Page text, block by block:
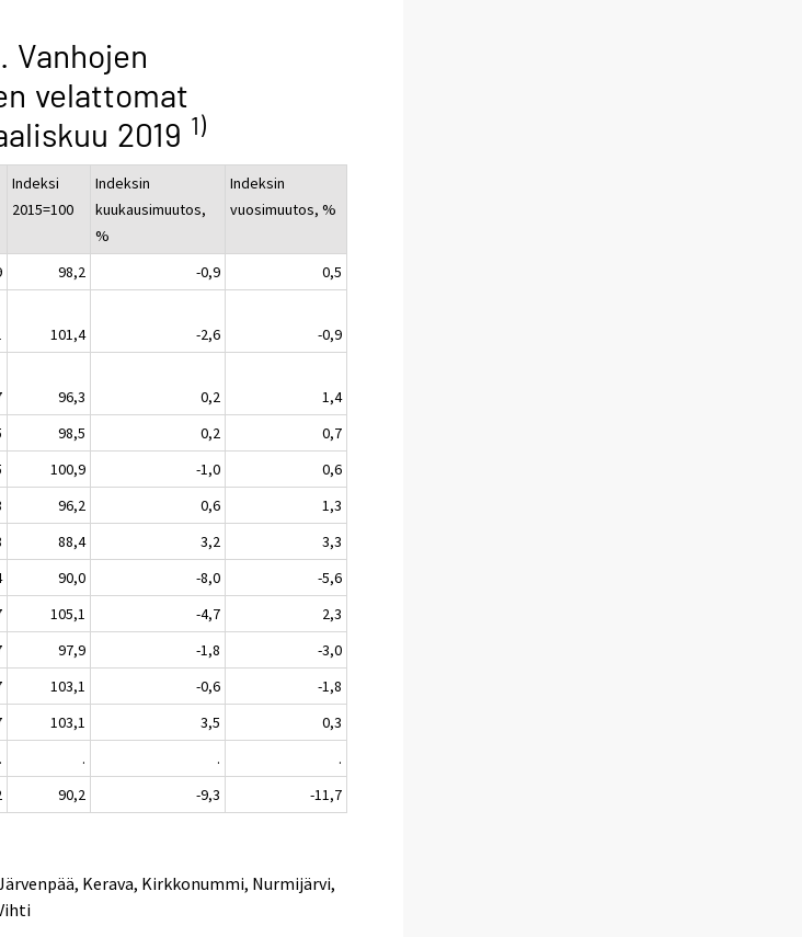
Vanhojen
velattomat
2019 1)
Indeksi
2015=100
Indeksin
kuukausimuutos,
%
Indeksin
vuosimuutos, %
98,2 -0,9
0,5
101,4 -2,6
-0,9
96,3 0,2
1,4
98,5 0,2
0,7
100,9 -1,0
0,6
96,2 0,6
1,3
88,4 3,2
3,3
90,0 -8,0
-5,6
105,1 -4,7
2,3
97,9 -1,8
-3,0
103,1 -0,6
-1,8
103,1 3,5
0,3
. . .
.
90,2 -9,3 -11,7
Kerava, Kirkkonummi, Nurmijärvi,